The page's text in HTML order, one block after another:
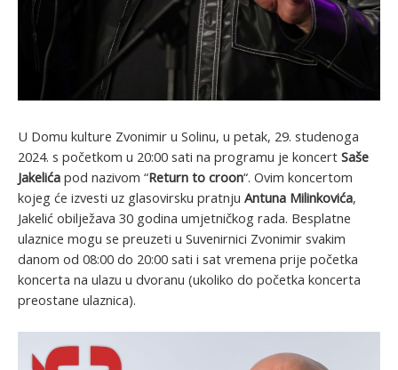
U Domu kulture Zvonimir u Solinu, u petak, 29. studenoga
2024. s početkom u 20:00 sati na programu je koncert Saše
Jakelića pod nazivom “Return to croon“. Ovim koncertom
kojeg će izvesti uz glasovirsku pratnju Antuna Milinkovića,
Jakelić obilježava 30 godina umjetničkog rada. Besplatne
ulaznice mogu se preuzeti u Suvenirnici Zvonimir svakim
danom od 08:00 do 20:00 sati i sat vremena prije početka
koncerta na ulazu u dvoranu (ukoliko do početka koncerta
preostane ulaznica).